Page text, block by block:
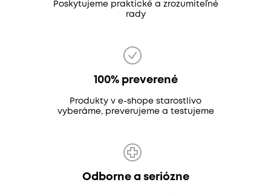
Poskytujeme praktické a zrozumiteľné
rady
100% preverené
Produkty v e-shope starostlivo
vyberáme, preverujeme a testujeme
Odborne a seriózne